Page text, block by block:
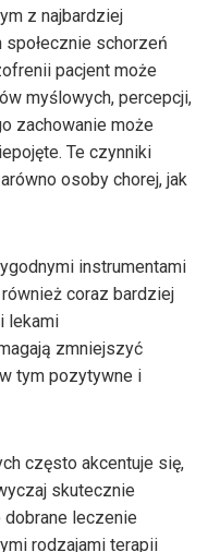
z najbardziej
schorzeń
pacjent może
myślowych, percepcji,
zachowanie może
Te czynniki
osoby chorej, jak
instrumentami
coraz bardziej
lekami
zmniejszyć
tym pozytywne i
często akcentuje się,
skutecznie
leczenie
rodzajami terapii